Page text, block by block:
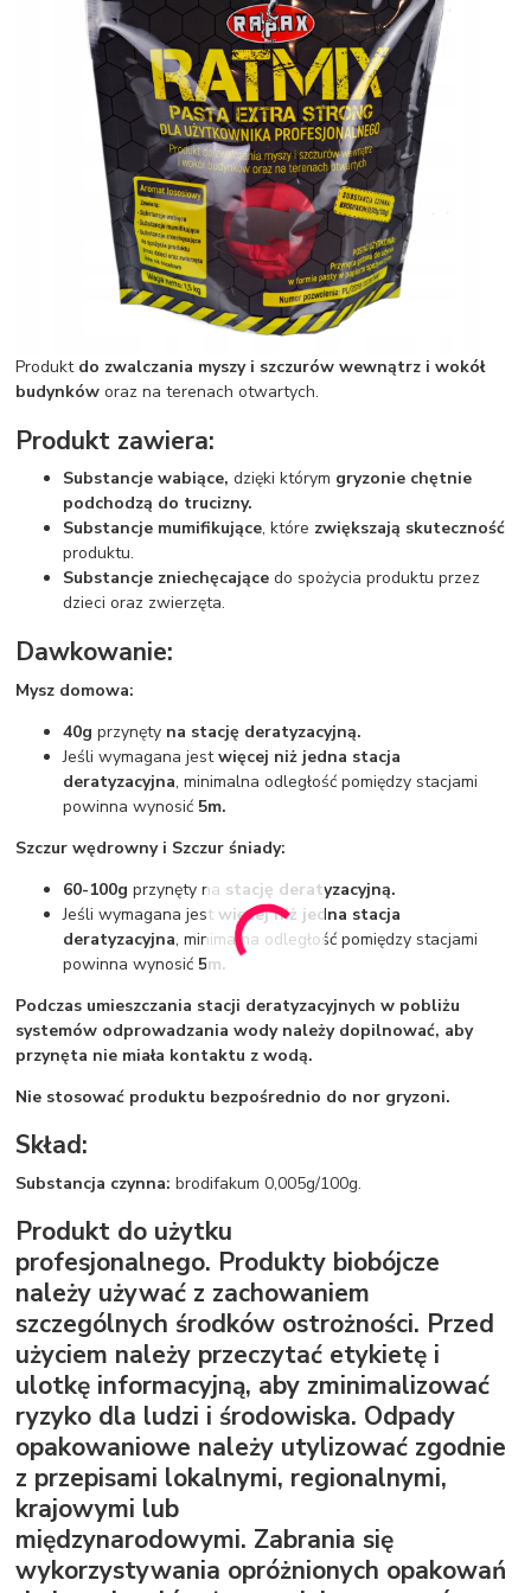
Produkt do zwalczania myszy i szczurów wewnątrz i wokół
budynków oraz na terenach otwartych.
Produkt zawiera:
Substancje wabiące,dzięki którym gryzonie chętnie
podchodzą do trucizny.
Substancje mumifikujące, które zwiększają skuteczność
produktu.
Substancje zniechęcające do spożycia produktu przez
dzieci oraz zwierzęta.
Dawkowanie:
Mysz domowa:
40g przynęty na stację deratyzacyjną.
Jeśli wymagana jestwięcej niż jedna stacja
deratyzacyjna, minimalna odległość pomiędzy stacjami
powinna wynosić 5m.
Szczur wędrowny i Szczur śniady:
60-100gprzynęty na stację deratyzacyjną.
Jeśli wymagana jestwięcej niż jedna stacja
deratyzacyjna, minimalna odległość pomiędzy stacjami
powinna wynosić 5m.
Podczas umieszczania stacji deratyzacyjnych w pobliżu
systemów odprowadzania wody należy dopilnować, aby
przynęta nie miała kontaktu z wodą.
Nie stosować produktu bezpośrednio do nor gryzoni.
Skład:
Substancja czynna: brodifakum 0,005g/100g.
Produkt do użytku
profesjonalnego. Produkty biobójcze
należy używać z zachowaniem
szczególnych środków ostrożności. Przed
użyciem należy przeczytać etykietę i
ulotkę informacyjną, aby zminimalizować
ryzyko dla ludzi i środowiska. Odpady
opakowaniowe należy utylizować zgodnie
z przepisami lokalnymi, regionalnymi,
krajowymi lub
międzynarodowymi. Zabrania się
wykorzystywania opróżnionych opakowań